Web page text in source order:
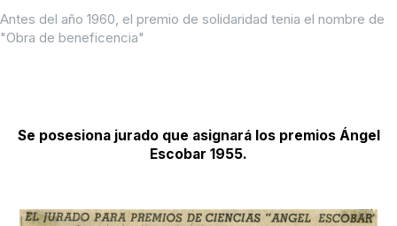
Antes del año 1960, el premio de solidaridad tenia el nombre de
"Obra de beneficencia"
Se posesiona jurado que asignará los premios Ángel
Escobar 1955.